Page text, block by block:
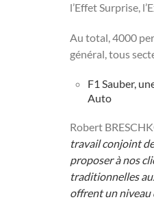
l’Effet Surprise,
Au total, 4000
général, tous
F1 Sauber,
Auto
Robert
travail conjoint
proposer à nos
traditionnelles
offrent un niveau